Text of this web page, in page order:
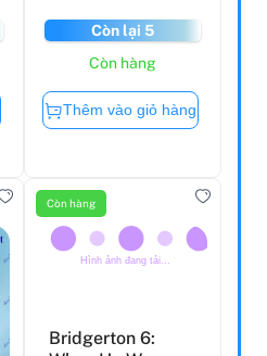
120.000 đ 88.000 đ
Còn lại 5
Còn hàng
Còn hàng